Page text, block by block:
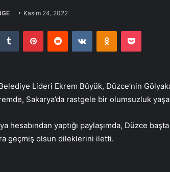
Kasım 24, 2022
Tumblr PinterestReddit VKontakteOdnoklassniki
Pocket
Lideri Ekrem Büyük, Düzce’nin
Sakarya’da rastgele bir olumsuzluk
hesabından yaptığı paylaşımda, Düzce
geçmiş olsun dileklerini iletti.